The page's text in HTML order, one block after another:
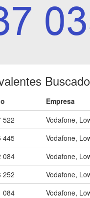
Empresa
522
Vodafone,
445
Vodafone,
084
Vodafone,
252
Vodafone,
084
Vodafone,